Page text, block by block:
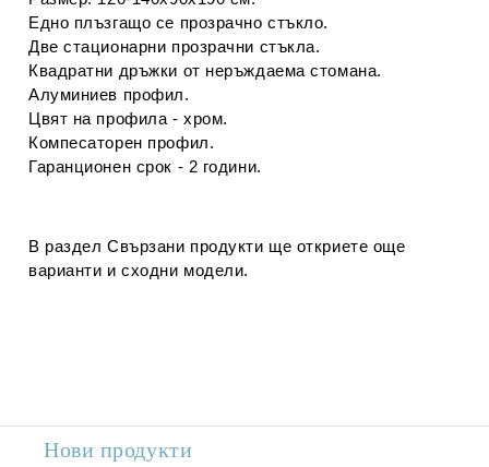
Едно плъзгащо се прозрачно стъкло.
Две стационарни прозрачни стъкла.
Квадратни дръжки от неръждаема стомана.
Алуминиев профил.
Цвят на профила - хром.
Компесаторен профил.
Гаранционен срок - 2 години.
В разделСвързани продукти ще откриете още
варианти и сходни модели.
Нови продукти